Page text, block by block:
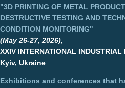
"3D PRINTING OF METAL
DESTRUCTIVE TESTING AND
CONDITION MONITORING"
(May 26-27, 2026),
XXIV INTERNATIONAL INDUSTRIAL
Kyiv, Ukraine
Exhibitions and conferences that